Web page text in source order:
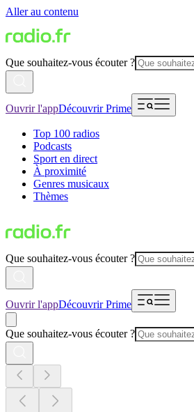
Aller au contenu
Que souhaitez-vous écouter ?
Ouvrir l'appDécouvrir Prime
Top 100 radios
Podcasts
Sport en direct
À proximité
Genres musicaux
Thèmes
Que souhaitez-vous écouter ?
Ouvrir l'appDécouvrir Prime
Que souhaitez-vous écouter ?